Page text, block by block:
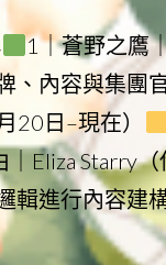
1｜蒼野之鷹
、內容與集團
20日–現在）
｜Eliza Starry
輯進行內容建